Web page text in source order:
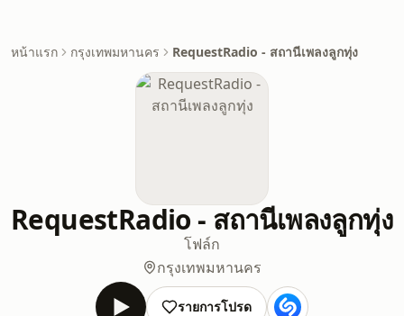
หน้าแรก กรุงเทพมหานคร RequestRadio - สถานีเพลงลูกทุ่ง
RequestRadio - สถานีเพลงลูกทุ่ง
โฟล์ก
กรุงเทพมหานคร
รายการโปรด